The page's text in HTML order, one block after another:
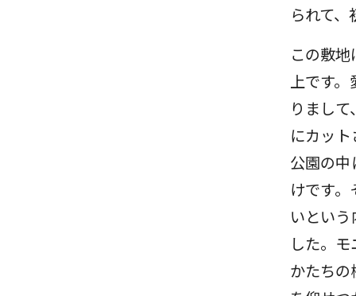
られて
この敷
上です
りまし
にカッ
公園の
けです
いとい
した。
かたち